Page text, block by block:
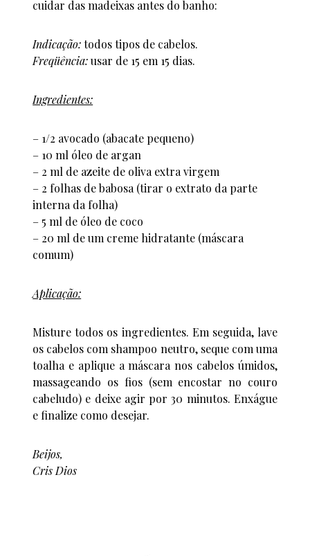
cuidar das madeixas antes do banho:
Indicação:todos tipos de cabelos.
Freqüência:usar de 15 em 15 dias.
Ingredientes:
– 1/2 avocado (abacate pequeno)
– 10 ml óleo de argan
– 2 ml de azeite de oliva extra virgem
– 2 folhas de babosa (tirar o extrato da parte
interna da folha)
– 5 ml de óleo de coco
– 20 ml de um creme hidratante (máscara
comum)
Aplicação:
Misture todos os ingredientes. Em seguida, lave
os cabelos com shampoo neutro, seque com uma
toalha e aplique a máscara nos cabelos úmidos,
massageando os fios (sem encostar no couro
cabeludo) e deixe agir por 30 minutos. Enxágue
e finalize como desejar.
Beijos,
Cris Dios